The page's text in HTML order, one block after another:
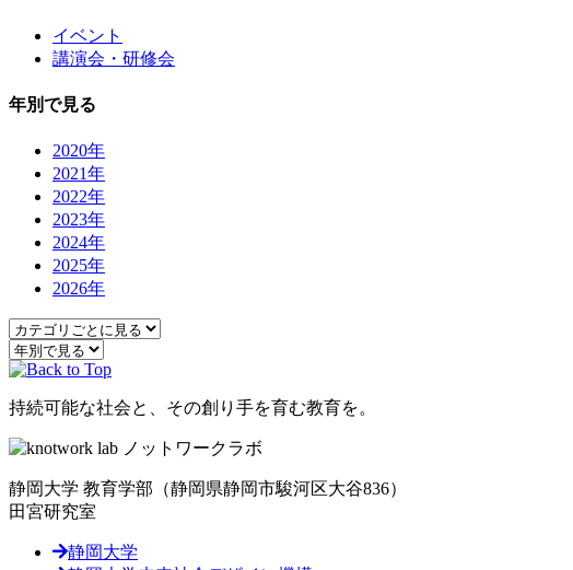
イベント
講演会・研修会
年別で見る
2020年
2021年
2022年
2023年
2024年
2025年
2026年
持続可能な社会と、その創り手を育む教育を。
静岡大学 教育学部 （静岡県静岡市駿河区大谷836）
田宮研究室
静岡大学